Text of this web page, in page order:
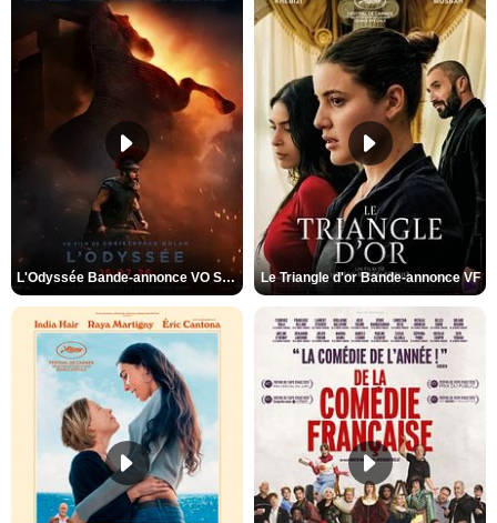
L'Odyssée Bande-annonce VO STFR Le Triangle d'or Bande-annonce VF